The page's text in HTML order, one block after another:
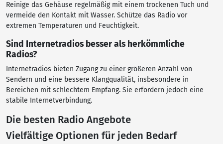
Reinige das Gehäuse regelmäßig mit einem trockenen Tuch und
vermeide den Kontakt mit Wasser. Schütze das Radio vor
extremen Temperaturen und Feuchtigkeit.
Sind Internetradios besser als herkömmliche
Radios?
Internetradios bieten Zugang zu einer größeren Anzahl von
Sendern und eine bessere Klangqualität, insbesondere in
Bereichen mit schlechtem Empfang. Sie erfordern jedoch eine
stabile Internetverbindung.
Die besten Radio Angebote
Vielfältige Optionen für jeden Bedarf